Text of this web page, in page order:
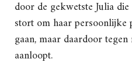
door de gekwetste Julia
stort om haar persoonlijke
gaan, maar daardoor
aanloopt.